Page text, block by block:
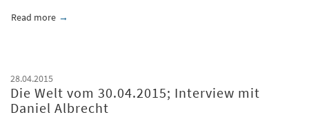
Read more about Das neue Chinesische NGO Law, Interview in der
28.04.2015
Die Welt vom 30.04.2015; Interview mit
Daniel Albrecht